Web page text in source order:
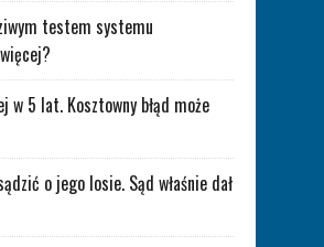
testem systemu
w 5 lat. Kosztowny błąd może
o jego losie. Sąd właśnie dał